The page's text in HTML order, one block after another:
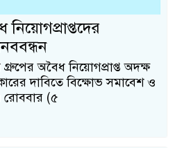
অবৈধ নিয়োগপ্রাপ্ত অদক্ষ
দাবিতে বিক্ষোভ সমাবেশ ও
রোববার (৫